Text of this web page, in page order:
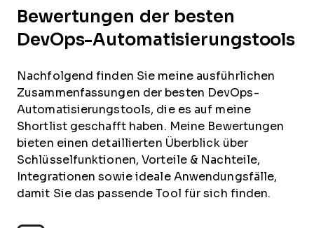
Bewertungen der besten
DevOps-Automatisierungstools
Nachfolgend finden Sie meine ausführlichen
Zusammenfassungen der besten DevOps-
Automatisierungstools, die es auf meine
Shortlist geschafft haben. Meine Bewertungen
bieten einen detaillierten Überblick über
Schlüsselfunktionen, Vorteile & Nachteile,
Integrationen sowie ideale Anwendungsfälle,
damit Sie das passende Tool für sich finden.